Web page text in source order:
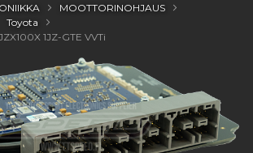
MOOTTORINOHJAUS
Toyota
1JZ-GTE VVTi